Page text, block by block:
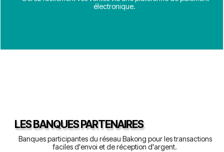
électronique.
LES BANQUES PARTENAIRES
Banques participantes du réseau Bakong pour les transactions
faciles d'envoi et de réception d'argent.